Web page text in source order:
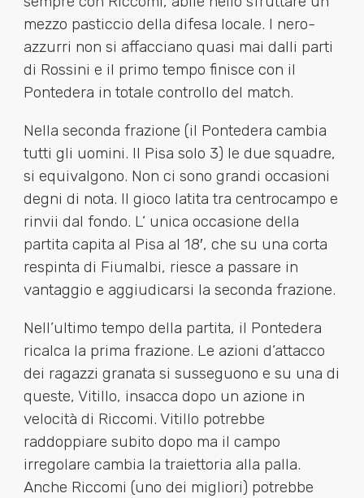
mezzo pasticcio della difesa locale. I nero-
azzurri non si affacciano quasi mai dalli parti
di Rossini e il primo tempo finisce con il
Pontedera in totale controllo del match.
Nella seconda frazione (il Pontedera cambia
tutti gli uomini. Il Pisa solo 3) le due squadre,
si equivalgono. Non ci sono grandi occasioni
degni di nota. Il gioco latita tra centrocampo e
rinvii dal fondo. L’ unica occasione della
partita capita al Pisa al 18′, che su una corta
respinta di Fiumalbi, riesce a passare in
vantaggio e aggiudicarsi la seconda frazione.
Nell’ultimo tempo della partita, il Pontedera
ricalca la prima frazione. Le azioni d’attacco
dei ragazzi granata si susseguono e su una di
queste, Vitillo, insacca dopo un azione in
velocità di Riccomi. Vitillo potrebbe
raddoppiare subito dopo ma il campo
irregolare cambia la traiettoria alla palla.
Anche Riccomi (uno dei migliori) potrebbe